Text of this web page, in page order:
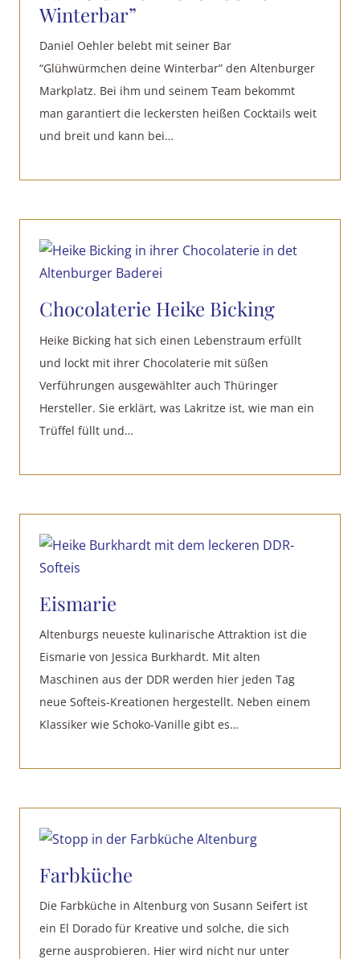
Winterbar”
Daniel Oehler belebt mit seiner Bar
“Glühwürmchen deine Winterbar” den Altenburger
Markplatz. Bei ihm und seinem Team bekommt
man garantiert die leckersten heißen Cocktails weit
und breit und kann bei…
Chocolaterie Heike Bicking
Heike Bicking hat sich einen Lebenstraum erfüllt
und lockt mit ihrer Chocolaterie mit süßen
Verführungen ausgewählter auch Thüringer
Hersteller. Sie erklärt, was Lakritze ist, wie man ein
Trüffel füllt und…
Eismarie
Altenburgs neueste kulinarische Attraktion ist die
Eismarie von Jessica Burkhardt. Mit alten
Maschinen aus der DDR werden hier jeden Tag
neue Softeis-Kreationen hergestellt. Neben einem
Klassiker wie Schoko-Vanille gibt es…
Farbküche
Die Farbküche in Altenburg von Susann Seifert ist
ein El Dorado für Kreative und solche, die sich
gerne ausprobieren. Hier wird nicht nur unter